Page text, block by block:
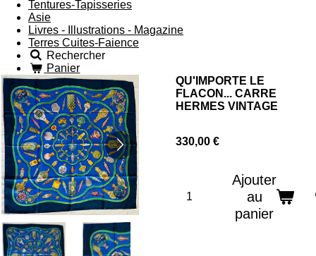
Tentures-Tapisseries
Asie
Livres - Illustrations - Magazine
Terres Cuites-Faience
Rechercher
Panier
QU'IMPORTE LE
FLACON... CARRE
HERMES VINTAGE
330,00 €
Ajouter
au
panier